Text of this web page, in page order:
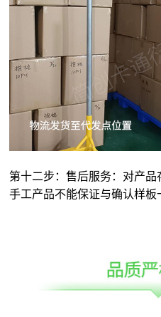
第十二步：售后服务：对产
手工产品不能保证与确认样板